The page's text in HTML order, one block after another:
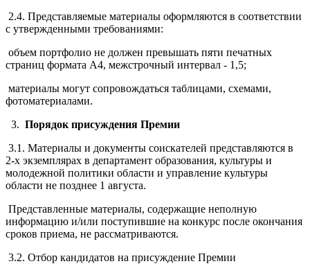
2.4. Представляемые материалы оформляются в соответствии
с утвержденными требованиями:
объем портфолио не должен превышать пяти печатных
страниц формата А4, межстрочный интервал - 1,5;
материалы могут сопровождаться таблицами, схемами,
фотоматериалами.
3. Порядок присуждения Премии
3.1. Материалы и документы соискателей представляются в
2-х экземплярах в департамент образования, культуры и
молодежной политики области и управление культуры
области не позднее 1 августа.
Представленные материалы, содержащие неполную
информацию и/или поступившие на конкурс после окончания
сроков приема, не рассматриваются.
3.2. Отбор кандидатов на присуждение Премии